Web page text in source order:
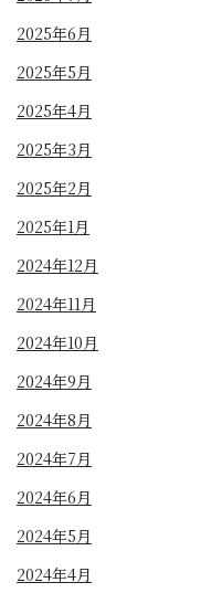
2025年6月
2025年5月
2025年4月
2025年3月
2025年2月
2025年1月
2024年12月
2024年11月
2024年10月
2024年9月
2024年8月
2024年7月
2024年6月
2024年5月
2024年4月